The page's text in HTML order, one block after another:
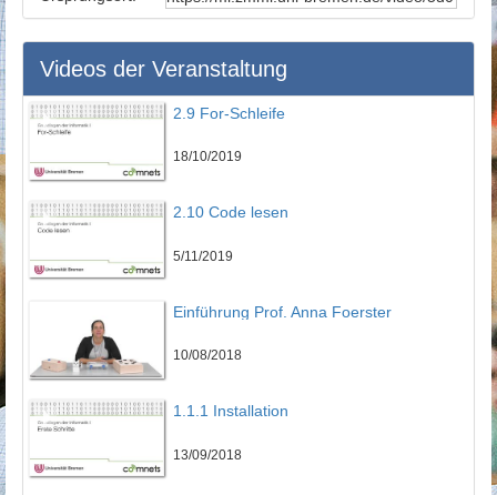
Videos der Veranstaltung
2.9 For-Schleife
18/10/2019
2.10 Code lesen
5/11/2019
Einführung Prof. Anna Foerster
10/08/2018
1.1.1 Installation
13/09/2018